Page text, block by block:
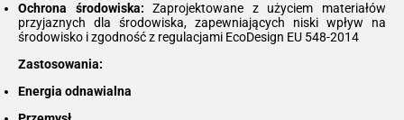
Ochrona środowiska: Zaprojektowane z użyciem materiałów
przyjaznych dla środowiska, zapewniających niski wpływ na
środowisko i zgodność z regulacjami EcoDesign EU 548-2014
Zastosowania:
Energia odnawialna